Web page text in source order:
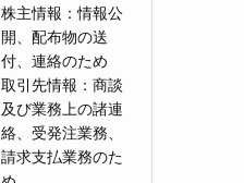
株主情報：情報公
開、配布物の送
付、連絡のため
取引先情報：商談
及び業務上の諸連
絡、受発注業務、
請求支払業務のた